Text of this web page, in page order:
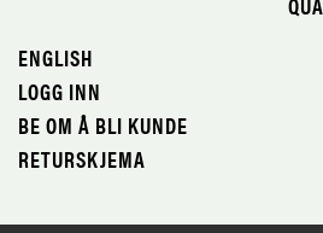
ENGLISH
LOGG INN
BE OM Å BLI KUNDE
RETURSKJEMA